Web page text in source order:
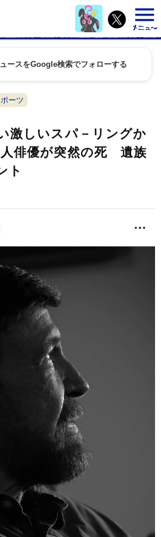
ースをGoogle検索でフォローする
ーツ
激しいスパ－リングか
俳優が突然の死 遺族
ト